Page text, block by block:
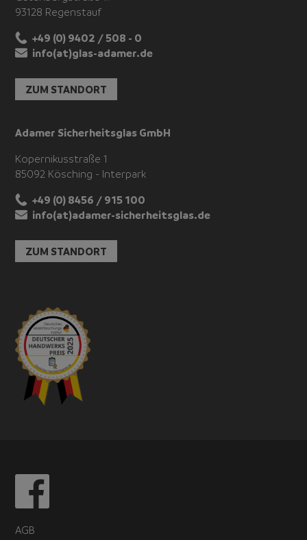
93128 Regenstauf
+49 (0) 9402 / 508 - 0
info(at)glas-adamer.de
ZUM STANDORT
Adamer Sicherheitsglas GmbH
Kopernikusstraße 1
85092 Kösching - Interpark
+49 (0) 8456 / 915 100
info(at)adamer-sicherheitsglas.de
ZUM STANDORT
AGB